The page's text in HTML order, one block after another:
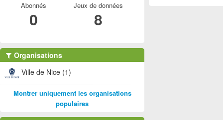
Abonnés
0
Jeux de données
8
Organisations
Ville de Nice (1)
Montrer uniquement les organisations
populaires